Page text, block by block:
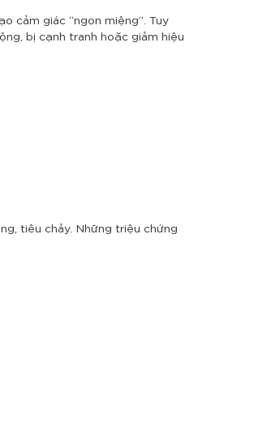
cảm giác “ngon miệng”. Tuy
bị cạnh tranh hoặc giảm hiệu
tiêu chảy. Những triệu chứng